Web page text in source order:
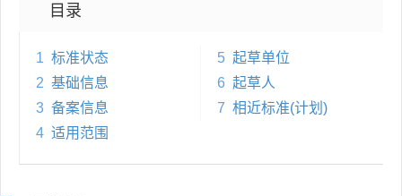
目录
1 标准状态
2 基础信息
3 备案信息
4 适用范围
5 起草单位
6 起草人
7 相近标准(计划)